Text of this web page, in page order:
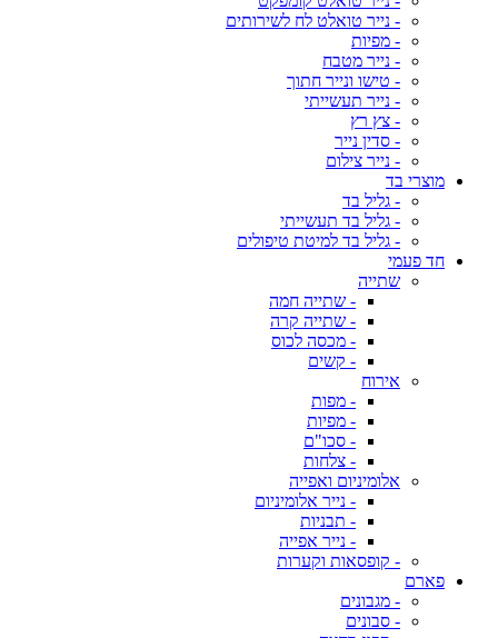
- נייר טואלט לח לשירותים
- מפיות
- נייר מטבח
- טישו ונייר חתוך
- נייר תעשייתי
- צץ רץ
- סדין נייר
- נייר צילום
מוצרי בד
- גליל בד
- גליל בד תעשייתי
- גליל בד למיטת טיפולים
חד פעמי
שתייה
- שתייה חמה
- שתייה קרה
- מכסה לכוס
- קשים
אירוח
- מפות
- מפיות
- סכו"ם
- צלחות
אלומיניום ואפייה
- נייר אלומיניום
- תבניות
- נייר אפייה
- קופסאות וקערות
פארם
- מגבונים
- סבונים